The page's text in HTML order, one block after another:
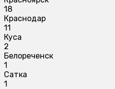
18
Краснодар
11
Куса
2
Белореченск
1
Сатка
1